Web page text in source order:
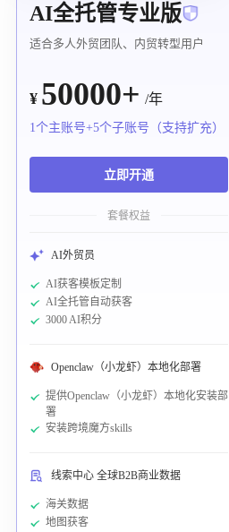
AI全托管专业版
适合多人外贸团队、内贸转型用户
¥ 50000+ /年
1个主账号+5个子账号（支持扩充）
立即开通
套餐权益
AI外贸员
AI获客模板定制
AI全托管自动获客
3000 AI积分
Openclaw（小龙虾）本地化部署
提供Openclaw（小龙虾）本地化安装部
署
安装跨境魔方skills
线索中心 全球B2B商业数据
海关数据
地图获客